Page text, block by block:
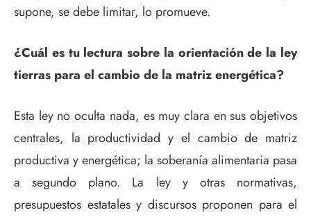
supone, se debe limitar, lo promueve.
¿Cuál es tu lectura sobre la orientación de la ley
tierras para el cambio de la matriz energética?
Esta ley no oculta nada, es muy clara en sus objetivos
centrales, la productividad y el cambio de matriz
productiva y energética; la soberanía alimentaria pasa
a segundo plano. La ley y otras normativas,
presupuestos estatales y discursos proponen para el